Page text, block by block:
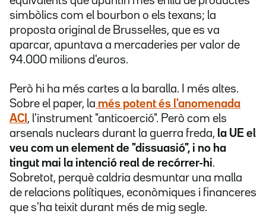
simbòlics com el bourbon o els texans; la
proposta original de Brussel·les, que es va
aparcar, apuntava a mercaderies per valor de
94.000 milions d'euros.
Però hi ha més cartes a la baralla. I més altes.
Sobre el paper, la més potent és l'anomenada
ACI , l'instrument "anticoerció". Però com els
arsenals nuclears durant la guerra freda, la UE el
veu com un element de "dissuasió", i no ha
tingut mai la intenció real de recórrer-hi.
Sobretot, perquè caldria desmuntar una malla
de relacions polítiques, econòmiques i financeres
que s'ha teixit durant més de mig segle.